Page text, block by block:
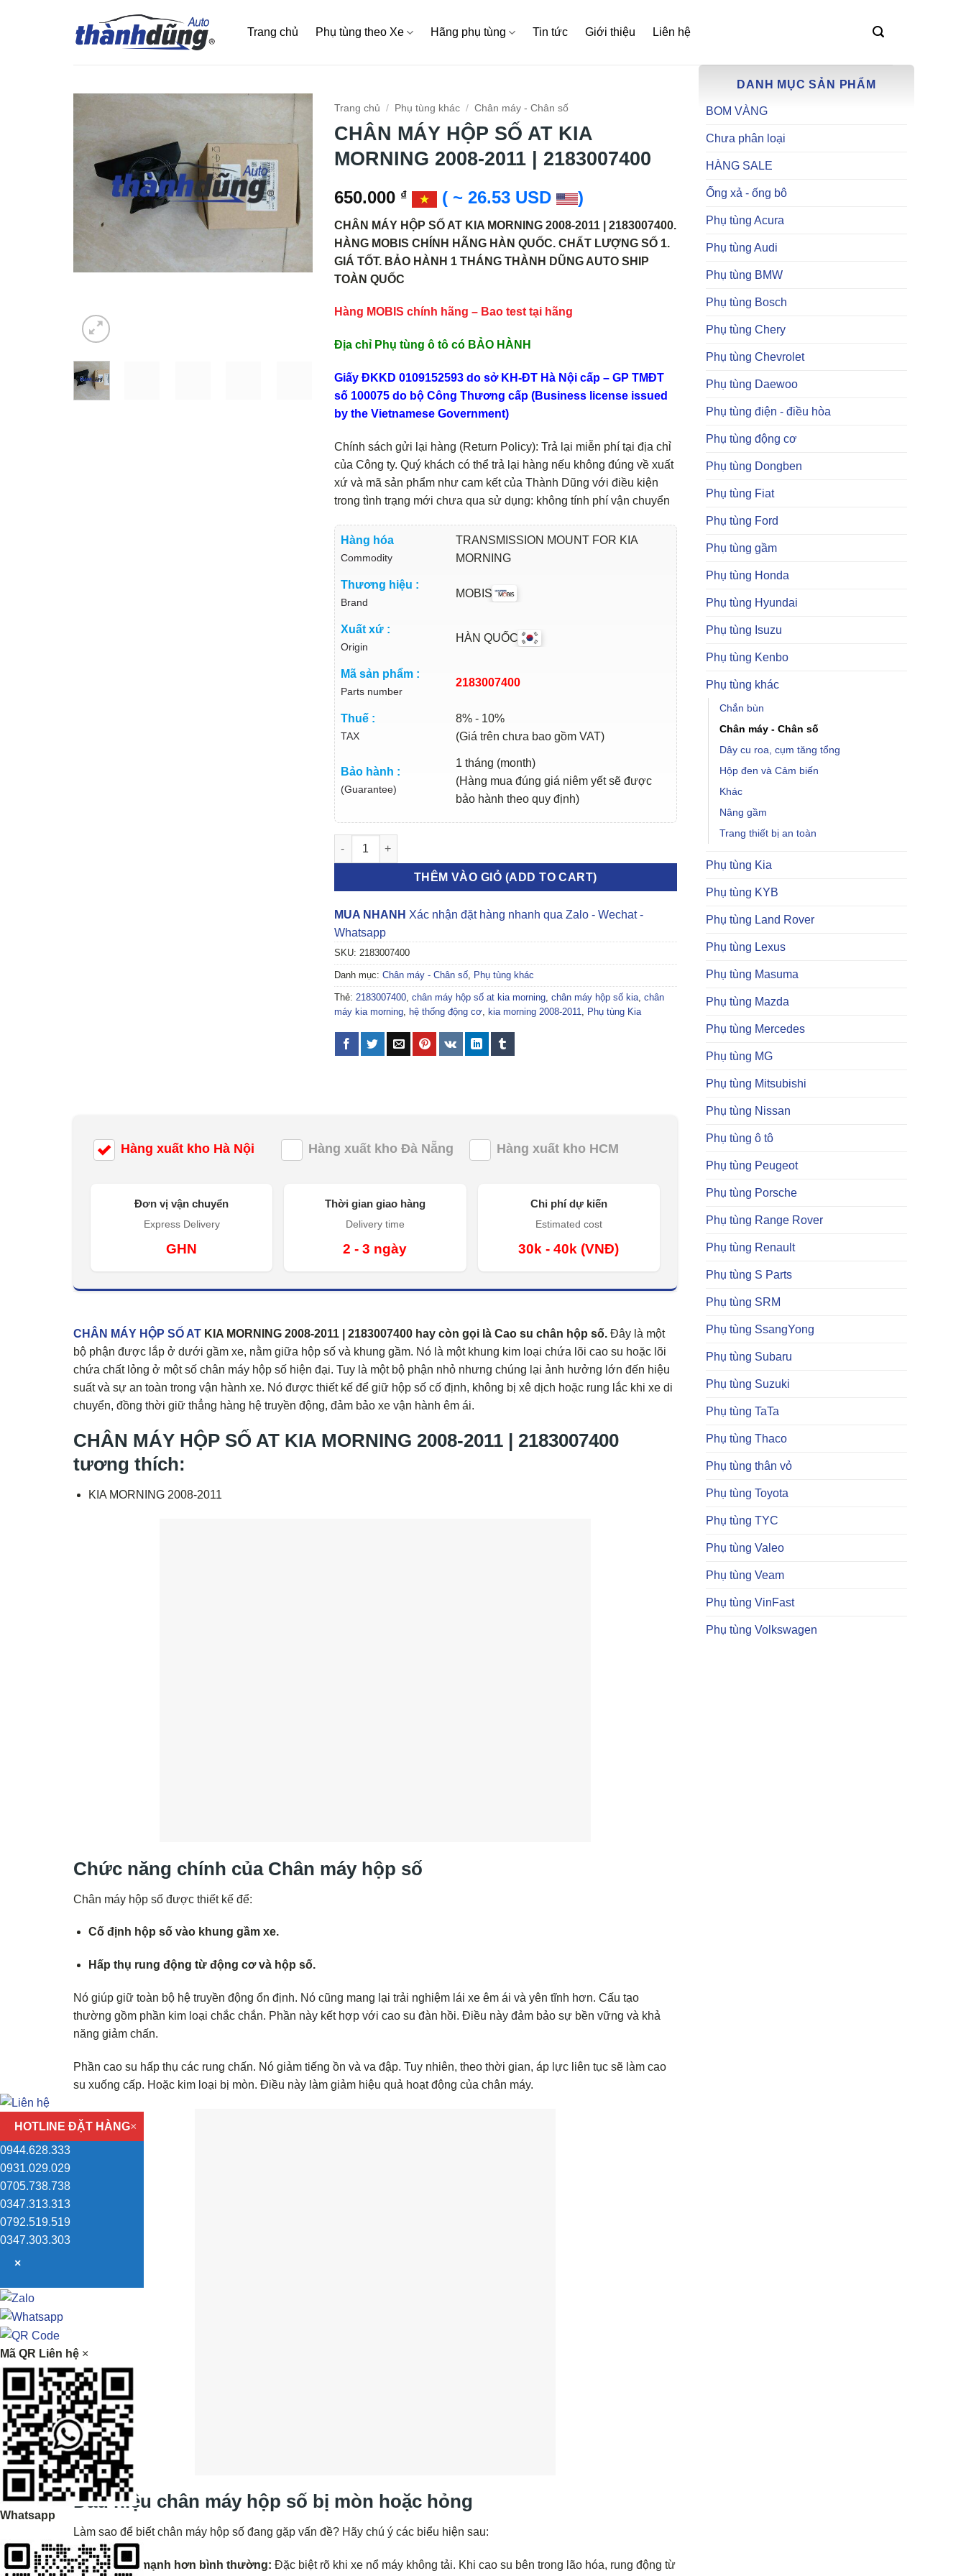
Trang chủ Phụ tùng theo Xe Hãng phụ tùng Tin tức Giới thiệu Liên hệ
DANH MỤC SẢN PHẨM
BOM VÀNG
Chưa phân loại
HÀNG SALE
Ống xả - ống bô
Phụ tùng Acura
Phụ tùng Audi
Phụ tùng BMW
Phụ tùng Bosch
Phụ tùng Chery
Phụ tùng Chevrolet
Phụ tùng Daewoo
Phụ tùng điện - điều hòa
Phụ tùng động cơ
Phụ tùng Dongben
Phụ tùng Fiat
Phụ tùng Ford
Phụ tùng gầm
Phụ tùng Honda
Phụ tùng Hyundai
Phụ tùng Isuzu
Phụ tùng Kenbo
Phụ tùng khác
Chắn bùn
Chân máy - Chân số
Dây cu roa, cụm tăng tổng
Hộp đen và Cảm biến
Khác
Nâng gầm
Trang thiết bị an toàn
Phụ tùng Kia
Phụ tùng KYB
Phụ tùng Land Rover
Phụ tùng Lexus
Phụ tùng Masuma
Phụ tùng Mazda
Phụ tùng Mercedes
Phụ tùng MG
Phụ tùng Mitsubishi
Phụ tùng Nissan
Phụ tùng ô tô
Phụ tùng Peugeot
Phụ tùng Porsche
Phụ tùng Range Rover
Phụ tùng Renault
Phụ tùng S Parts
Phụ tùng SRM
Phụ tùng SsangYong
Phụ tùng Subaru
Phụ tùng Suzuki
Phụ tùng TaTa
Phụ tùng Thaco
Phụ tùng thân vỏ
Phụ tùng Toyota
Phụ tùng TYC
Phụ tùng Valeo
Phụ tùng Veam
Phụ tùng VinFast
Phụ tùng Volkswagen
Trang chủ / Phụ tùng khác / Chân máy - Chân số
CHÂN MÁY HỘP SỐ AT KIA
MORNING 2008-2011 | 2183007400
650.000 ₫ ( ~ 26.53 USD )
CHÂN MÁY HỘP SỐ AT KIA MORNING 2008-2011 | 2183007400.
HÀNG MOBIS CHÍNH HÃNG HÀN QUỐC. CHẤT LƯỢNG SỐ 1.
GIÁ TỐT. BẢO HÀNH 1 THÁNG THÀNH DŨNG AUTO SHIP
TOÀN QUỐC
Hàng MOBIS chính hãng – Bao test tại hãng
Địa chỉ Phụ tùng ô tô có BẢO HÀNH
Giấy ĐKKD 0109152593 do sở KH-ĐT Hà Nội cấp – GP TMĐT
số 100075 do bộ Công Thương cấp (Business license issued
by the Vietnamese Government)
Chính sách gửi lại hàng (Return Policy): Trả lại miễn phí tại địa chỉ
của Công ty. Quý khách có thể trả lại hàng nếu không đúng về xuất
xứ và mã sản phẩm như cam kết của Thành Dũng với điều kiện
trong tình trạng mới chưa qua sử dụng: không tính phí vận chuyển
Hàng hóa
Commodity
TRANSMISSION MOUNT FOR KIA
MORNING
Thương hiệu :
Brand
MOBIS
Xuất xứ :
Origin
HÀN QUỐC
Mã sản phẩm :
Parts number
2183007400
Thuế :
TAX
8% - 10%
(Giá trên chưa bao gồm VAT)
Bảo hành :
(Guarantee)
1 tháng (month)
(Hàng mua đúng giá niêm yết sẽ được
bảo hành theo quy định)
CHÂN MÁY HỘP SỐ AT KIA MORNING 2008-2011 | 2183007400 số lượng
THÊM VÀO GIỎ (ADD TO CART)
MUA NHANH Xác nhận đặt hàng nhanh qua Zalo - Wechat -
Whatsapp
SKU: 2183007400
Danh mục: Chân máy - Chân số, Phụ tùng khác
Thẻ: 2183007400, chân máy hộp số at kia morning, chân máy hộp số kia, chân
máy kia morning, hệ thống động cơ, kia morning 2008-2011, Phụ tùng Kia
Hàng xuất kho Hà Nội Hàng xuất kho Đà Nẵng Hàng xuất kho HCM
Đơn vị vận chuyển
Express Delivery
GHN
Thời gian giao hàng
Delivery time
2 - 3 ngày
Chi phí dự kiến
Estimated cost
30k - 40k (VNĐ)
CHÂN MÁY HỘP SỐ AT KIA MORNING 2008-2011 | 2183007400 hay còn gọi là Cao su chân hộp số. Đây là một
bộ phận được lắp ở dưới gầm xe, nằm giữa hộp số và khung gầm. Nó là một khung kim loại chứa lõi cao su hoặc lõi
chứa chất lỏng ở một số chân máy hộp số hiện đại. Tuy là một bộ phận nhỏ nhưng chúng lại ảnh hưởng lớn đến hiệu
suất và sự an toàn trong vận hành xe. Nó được thiết kế để giữ hộp số cố định, không bị xê dịch hoặc rung lắc khi xe di
chuyển, đồng thời giữ thẳng hàng hệ truyền động, đảm bảo xe vận hành êm ái.
CHÂN MÁY HỘP SỐ AT KIA MORNING 2008-2011 | 2183007400
tương thích:
KIA MORNING 2008-2011
Chức năng chính của Chân máy hộp số
Chân máy hộp số được thiết kế để:
Cố định hộp số vào khung gầm xe.
Hấp thụ rung động từ động cơ và hộp số.
Nó giúp giữ toàn bộ hệ truyền động ổn định. Nó cũng mang lại trải nghiệm lái xe êm ái và yên tĩnh hơn. Cấu tạo
thường gồm phần kim loại chắc chắn. Phần này kết hợp với cao su đàn hồi. Điều này đảm bảo sự bền vững và khả
năng giảm chấn.
Phần cao su hấp thụ các rung chấn. Nó giảm tiếng ồn và va đập. Tuy nhiên, theo thời gian, áp lực liên tục sẽ làm cao
su xuống cấp. Hoặc kim loại bị mòn. Điều này làm giảm hiệu quả hoạt động của chân máy.
Dấu hiệu chân máy hộp số bị mòn hoặc hỏng
Làm sao để biết chân máy hộp số đang gặp vấn đề? Hãy chú ý các biểu hiện sau:
Rung lắc mạnh hơn bình thường: Đặc biệt rõ khi xe nổ máy không tải. Khi cao su bên trong lão hóa, rung động từ
HOTLINE ĐẶT HÀNG×
0944.628.333
0931.029.029
0705.738.738
0347.313.313
0792.519.519
0347.303.303
×
Mã QR Liên hệ ×
Whatsapp